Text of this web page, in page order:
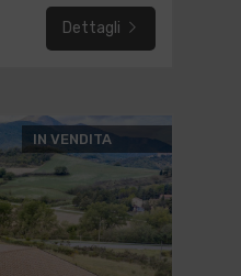
Dettagli
IN VENDITA